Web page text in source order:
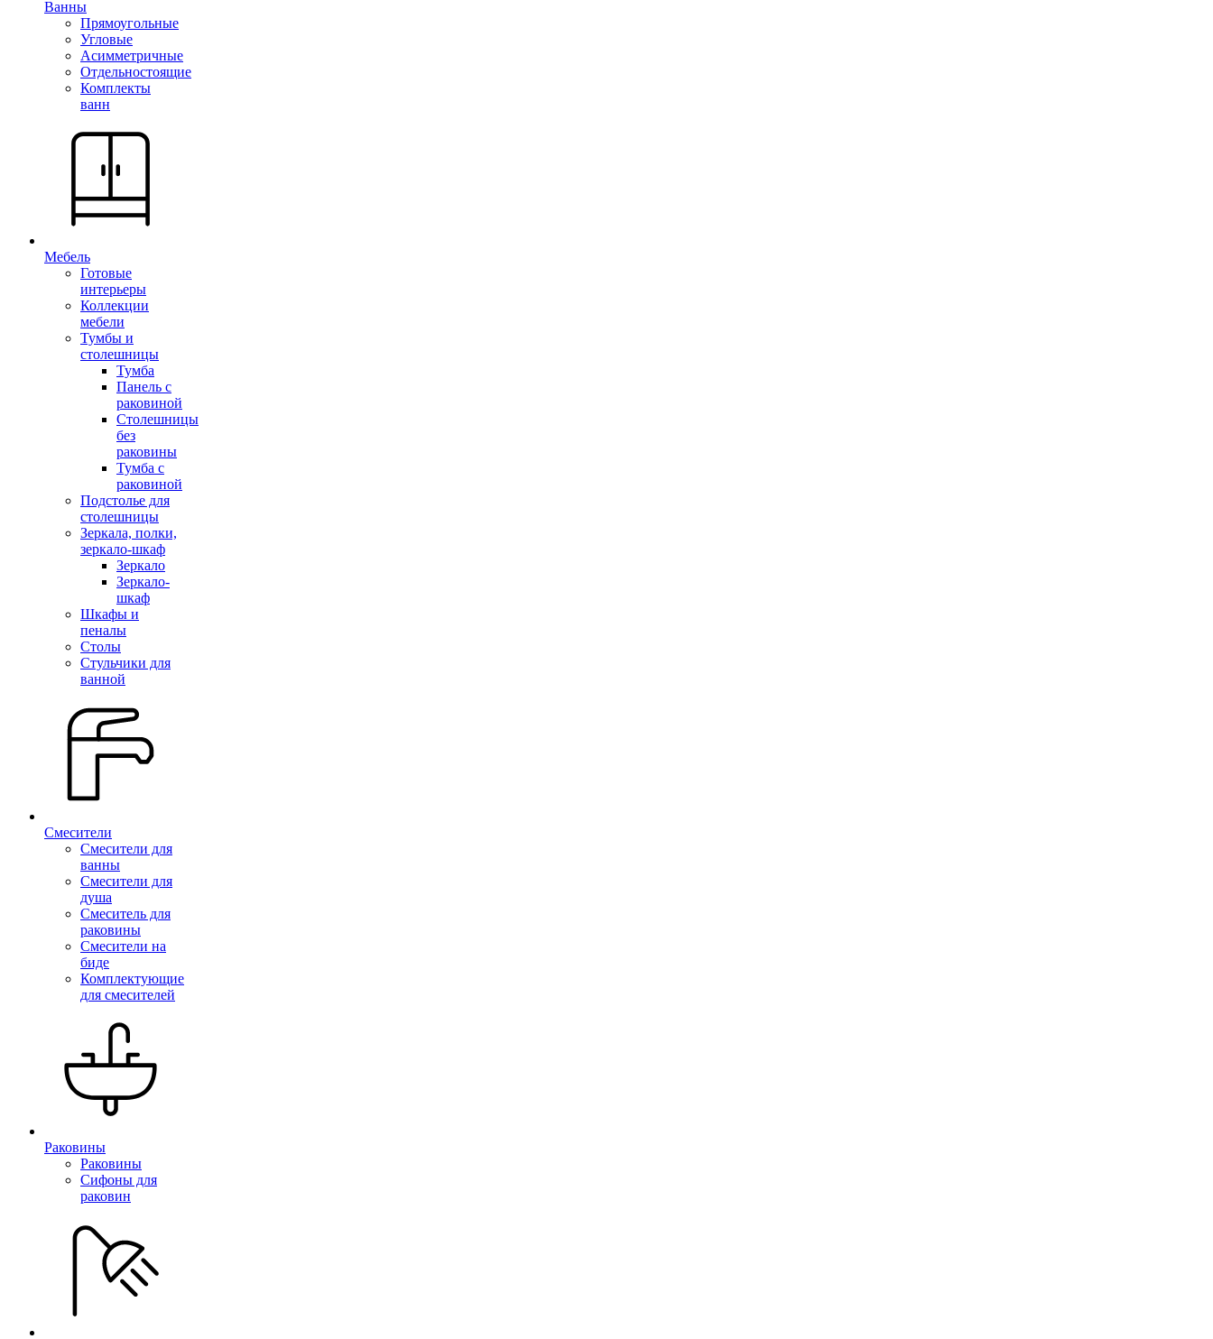
Ванны
Прямоугольные
Угловые
Асимметричные
Отдельностоящие
Комплекты
ванн
Мебель
Готовые
интерьеры
Коллекции
мебели
Тумбы и
столешницы
Тумба
Панель с
раковиной
Столешницы
без
раковины
Тумба с
раковиной
Подстолье для
столешницы
Зеркала, полки,
зеркало-шкаф
Зеркало
Зеркало-
шкаф
Шкафы и
пеналы
Столы
Стульчики для
ванной
Смесители
Смесители для
ванны
Смесители для
душа
Смеситель для
раковины
Смесители на
биде
Комплектующие
для смесителей
Раковины
Раковины
Сифоны для
раковин